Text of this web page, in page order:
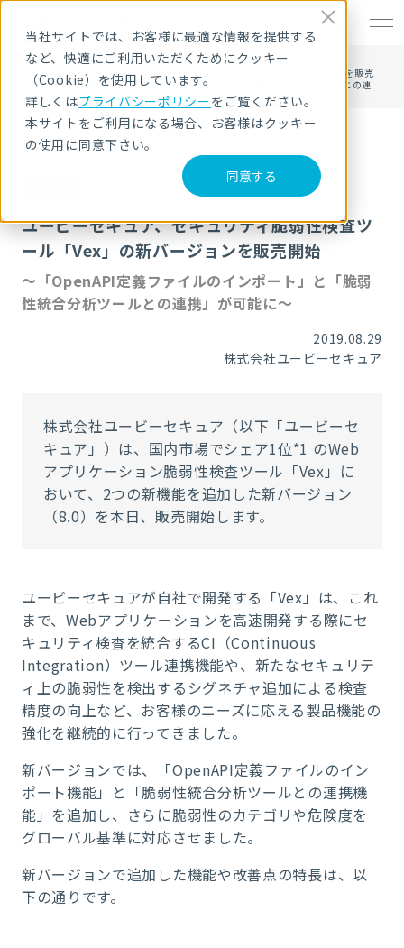
当社サイトでは、お客様に最適な情報を提供する
など、快適にご利用いただくためにクッキー
（Cookie）を使用しています。
詳しくはプライバシーポリシーをご覧ください。
本サイトをご利用になる場合、お客様はクッキー
の使用に同意下さい。
同意する
HOME
ニュース・トピックス
ユービーセキュア、セキュリティ脆弱性検査ツール「Vex」の新バージョンを販売
開始～「OpenAPI定義ファイルのインポート」と「脆弱性統合分析ツールとの連
携」が可能に～
ユービーセキュア、セキュリティ脆弱性検査ツ
ール「Vex」の新バージョンを販売開始
～「OpenAPI定義ファイルのインポート」と「脆弱
性統合分析ツールとの連携」が可能に～
2019.08.29
株式会社ユービーセキュア
株式会社ユービーセキュア（以下「ユービーセ
キュア」）は、国内市場でシェア1位*1 のWeb
アプリケーション脆弱性検査ツール「Vex」に
おいて、2つの新機能を追加した新バージョン
（8.0）を本日、販売開始します。
ユービーセキュアが自社で開発する「Vex」は、これ
まで、Webアプリケーションを高速開発する際にセ
キュリティ検査を統合するCI（Continuous
Integration）ツール連携機能や、新たなセキュリテ
ィ上の脆弱性を検出するシグネチャ追加による検査
精度の向上など、お客様のニーズに応える製品機能の
強化を継続的に行ってきました。
新バージョンでは、「OpenAPI定義ファイルのイン
ポート機能」と「脆弱性統合分析ツールとの連携機
能」を追加し、さらに脆弱性のカテゴリや危険度を
グローバル基準に対応させました。
新バージョンで追加した機能や改善点の特長は、以
下の通りです。